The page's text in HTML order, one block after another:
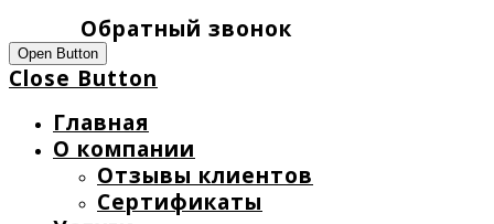
Обратный звонок
Open Button
Close Button
Главная
О компании
Отзывы клиентов
Сертификаты